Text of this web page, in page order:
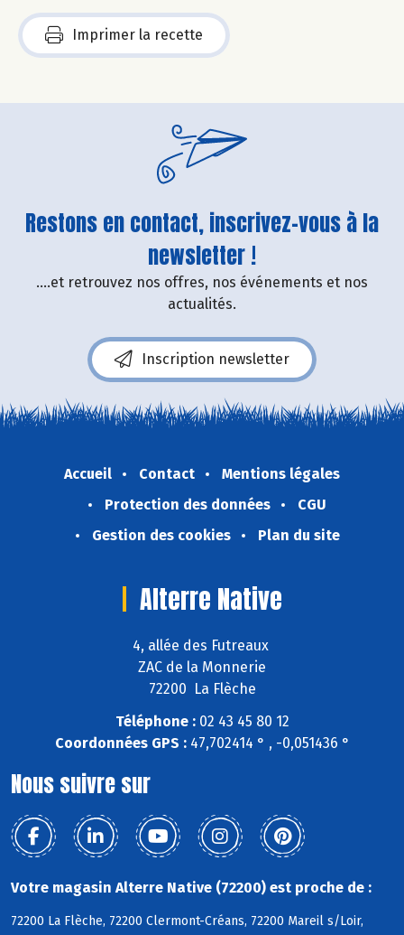
Imprimer la recette
Restons en contact, inscrivez-vous à la
newsletter !
....et retrouvez nos offres, nos événements et nos
actualités.
Inscription newsletter
Accueil Contact
Mentions légales
Protection des données
CGU
Gestion des cookies
Plan du site
Alterre Native
4, allée des Futreaux
ZAC de la Monnerie
72200 La Flèche
Téléphone :02 43 45 80 12
Coordonnées GPS :47,702414 ° , -0,051436 °
Nous suivre sur
Votre magasin Alterre Native (72200) est proche de :
72200 La Flèche, 72200 Clermont-Créans, 72200 Mareil s/Loir,